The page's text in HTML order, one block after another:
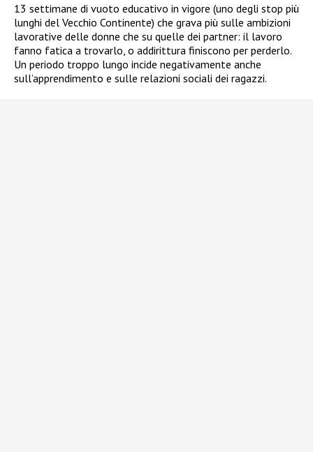
13 settimane di vuoto educativo in vigore (uno degli stop più
lunghi del Vecchio Continente) che grava più sulle ambizioni
lavorative delle donne che su quelle dei partner: il lavoro
fanno fatica a trovarlo, o addirittura finiscono per perderlo.
Un periodo troppo lungo incide negativamente anche
sull’apprendimento e sulle relazioni sociali dei ragazzi.